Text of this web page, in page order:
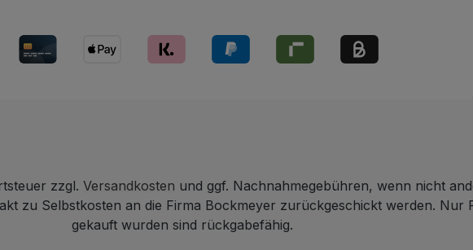
zzgl. Versandkosten und ggf. Nachnahmegebühren, wenn nicht
zu Selbstkosten an die Firma Bockmeyer zurückgeschickt werden. Nur
gekauft wurden sind rückgabefähig.